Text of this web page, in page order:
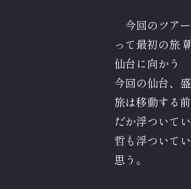
今回のツア
って最初の旅 朝
仙台に向かう
今回の仙台、
旅は移動する
だか浮ついてい
哲も浮ついて
思う。